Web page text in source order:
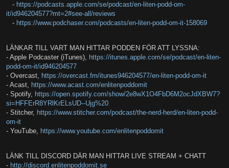
- https://podcasts.apple.com/se/podcast/en-liten-podd-om-
it/id946204577?mt=2#see-all/reviews
- https://www.podchaser.com/podcasts/en-liten-podd-om-it-158069
LÄNKAR TILL VART MAN HITTAR PODDEN FÖR ATT LYSSNA:
- Apple Podcaster (iTunes), https://itunes.apple.com/se/podcast/en-liten-
podd-om-it/id946204577
- Overcast, https://overcast.fm/itunes946204577/en-liten-podd-om-it
- Acast, https://www.acast.com/enlitenpoddomit
- Spotify, https://open.spotify.com/show/2e8wX1O4FbD6M2ocJdXBW7?
si=HFFErR8YRlKrELsUD--Ujg%20
- Stitcher, https://www.stitcher.com/podcast/the-nerd-herd/en-liten-podd-
om-it
- YouTube, https://www.youtube.com/enlitenpoddomit
LÄNK TILL DISCORD DÄR MAN HITTAR LIVE STREAM + CHATT
- http://discord.enlitenpoddomit.se